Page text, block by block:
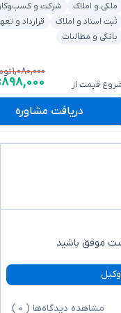
ملکی و املاک
شرکت و
ثبت اسناد و املاک
قرارداد و
بانکی و مطالبات
قیمت از
۱,۰۸۰,۰۰۰
۸۹۸,۰۰۰
دریافت مشاوره
موفق باشید
مشاهده دیدگاه‌ها ( ۰